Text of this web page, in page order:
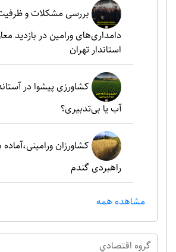
بررسی مشکلات و
دامداری‌های ورامین در بازدید
استاندار تهران
کشاورزی پیشوا در
آب یا بی‌تدبیری؟
کشاورزان
راهبردی گندم
مشاهده همه
گروه اقتصادي